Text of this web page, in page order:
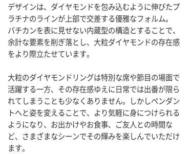
デザインは、ダイヤモンドを包み込むように伸びたプ
ラチナのラインが上部で交差する優雅なフォルム。
バチカンを表に見せない内蔵型の構造とすることで、
余計な要素を削ぎ落とし、大粒ダイヤモンドの存在感
をより際立たせています。
大粒のダイヤモンドリングは特別な席や節目の場面で
活躍する一方、その存在感ゆえに日常では出番が限ら
れてしまうことも少なくありません。しかしペンダン
トへと姿を変えることで、より気軽に身につけられる
ようになり、お出かけやお食事、ご友人との時間な
ど、さまざまなシーンでその輝みを楽しんでいただけ
ます。